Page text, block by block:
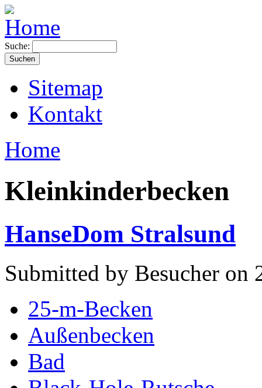
Suche:
Sitemap
Kontakt
Home
Kleinkinderbecken
HanseDom Stralsund
Submitted by Besucher on
25-m-Becken
Außenbecken
Bad